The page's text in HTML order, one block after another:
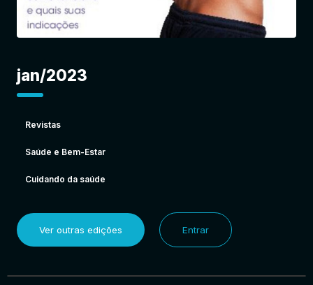
jan/2023
Revistas
Saúde e Bem-Estar
Cuidando da saúde
Ver outras edições Entrar